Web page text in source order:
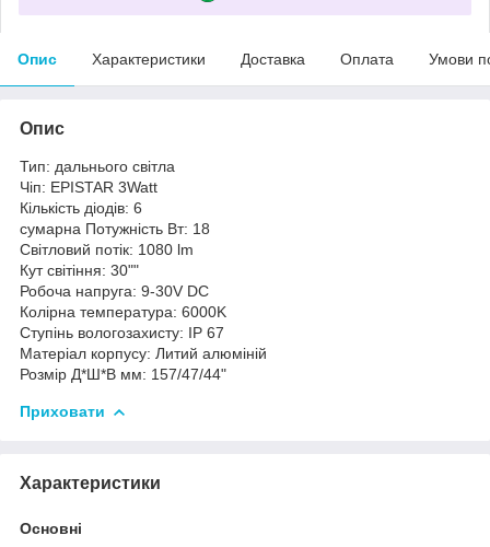
Опис Характеристики Доставка Оплата Умови
Опис
Тип: дальнього світла
Чіп: EPISTAR 3Watt
Кількість діодів: 6
сумарна Потужність Вт: 18
Світловий потік: 1080 lm
Кут світіння: 30""
Робоча напруга: 9-30V DC
Колірна температура: 6000K
Ступінь вологозахисту: IP 67
Матеріал корпусу: Литий алюміній
Розмір Д*Ш*В мм: 157/47/44"
Приховати
Характеристики
Основні